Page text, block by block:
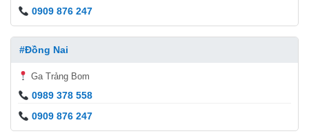
0909 876 247
#Đồng Nai
Ga Trảng Bom
0989 378 558
0909 876 247